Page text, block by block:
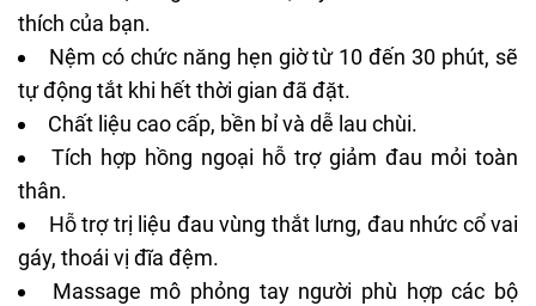
thích của bạn.
Nệm có chức năng hẹn giờ từ 10 đến 30 phút, sẽ
tự động tắt khi hết thời gian đã đặt.
Chất liệu cao cấp, bền bỉ và dễ lau chùi.
Tích hợp hồng ngoại hỗ trợ giảm đau mỏi toàn
thân.
Hỗ trợ trị liệu đau vùng thắt lưng, đau nhức cổ vai
gáy, thoái vị đĩa đệm.
Massage mô phỏng tay người phù hợp các bộ